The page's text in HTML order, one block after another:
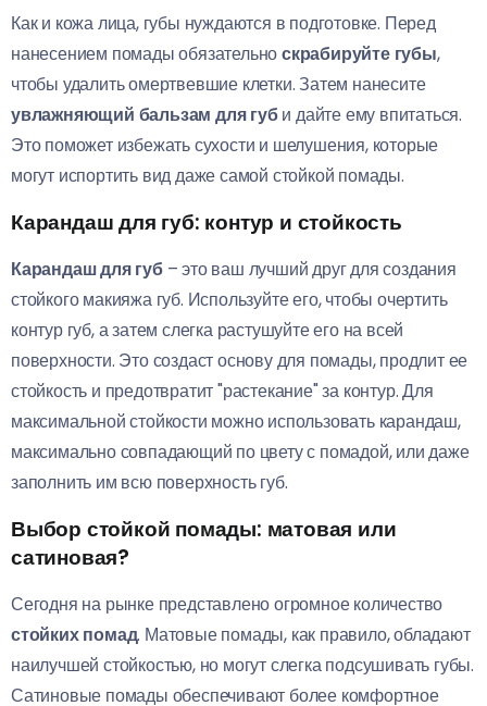
Как и кожа лица, губы нуждаются в подготовке. Перед
нанесением помады обязательноскрабируйте губы,
чтобы удалить омертвевшие клетки. Затем нанесите
увлажняющий бальзам для губи дайте ему впитаться.
Это поможет избежать сухости и шелушения, которые
могут испортить вид даже самой стойкой помады.
Карандаш для губ: контур и стойкость
Карандаш для губ– это ваш лучший друг для создания
стойкого макияжа губ. Используйте его, чтобы очертить
контур губ, а затем слегка растушуйте его на всей
поверхности. Это создаст основу для помады, продлит ее
стойкость и предотвратит "растекание" за контур. Для
максимальной стойкости можно использовать карандаш,
максимально совпадающий по цвету с помадой, или даже
заполнить им всю поверхность губ.
Выбор стойкой помады: матовая или
сатиновая?
Сегодня на рынке представлено огромное количество
стойких помад. Матовые помады, как правило, обладают
наилучшей стойкостью, но могут слегка подсушивать губы.
Сатиновые помады обеспечивают более комфортное